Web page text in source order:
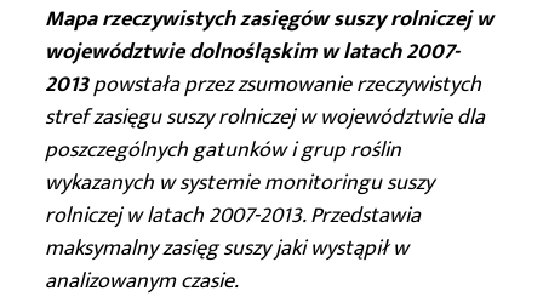
Mapa rzeczywistych zasięgów suszy rolniczej w
województwie dolnośląskim w latach 2007-
2013powstała przez zsumowanie rzeczywistych
stref zasięgu suszy rolniczej w województwie dla
poszczególnych gatunków i grup roślin
wykazanych w systemie monitoringu suszy
rolniczej w latach 2007-2013. Przedstawia
maksymalny zasięg suszy jaki wystąpił w
analizowanym czasie.